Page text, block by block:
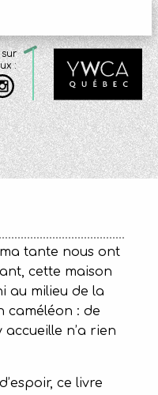
:
tante nous ont
cette maison
au milieu de la
caméléon : de
n’a rien
ce livre